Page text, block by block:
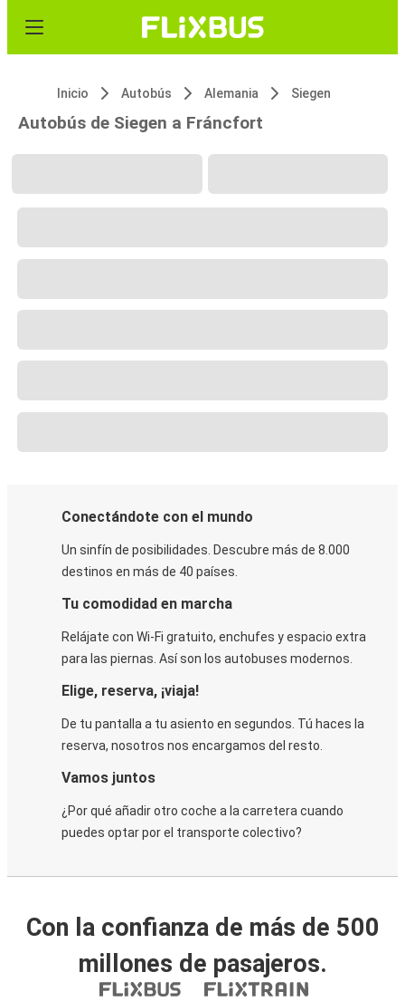
Inicio Autobús Alemania Siegen
Autobús de Siegen a Fráncfort
Conectándote con el mundo
Un sinfín de posibilidades. Descubre más de 8.000
destinos en más de 40 países.
Tu comodidad en marcha
Relájate con Wi-Fi gratuito, enchufes y espacio extra
para las piernas. Así son los autobuses modernos.
Elige, reserva, ¡viaja!
De tu pantalla a tu asiento en segundos. Tú haces la
reserva, nosotros nos encargamos del resto.
Vamos juntos
¿Por qué añadir otro coche a la carretera cuando
puedes optar por el transporte colectivo?
Con la confianza de más de 500
millones de pasajeros.